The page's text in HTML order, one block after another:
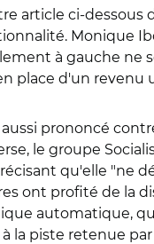
article ci-dessous
Monique
à gauche ne
place d'un revenu
aussi prononcé
le groupe
qu'elle "ne
ont profité de la
automatique,
la piste retenue